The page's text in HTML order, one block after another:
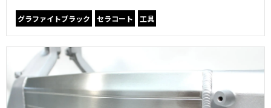
グラファイトブラック セラコート 工具